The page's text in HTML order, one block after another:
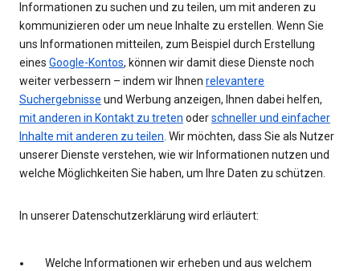
Informationen zu suchen und zu teilen, um mit anderen zu
kommunizieren oder um neue Inhalte zu erstellen. Wenn Sie
uns Informationen mitteilen, zum Beispiel durch Erstellung
eines Google-Kontos, können wir damit diese Dienste noch
weiter verbessern – indem wir Ihnen relevantere
Suchergebnisse und Werbung anzeigen, Ihnen dabei helfen,
mit anderen in Kontakt zu treten oderschneller und einfacher
Inhalte mit anderen zu teilen. Wir möchten, dass Sie als Nutzer
unserer Dienste verstehen, wie wir Informationen nutzen und
welche Möglichkeiten Sie haben, um Ihre Daten zu schützen.
In unserer Datenschutzerklärung wird erläutert:
Welche Informationen wir erheben und aus welchem